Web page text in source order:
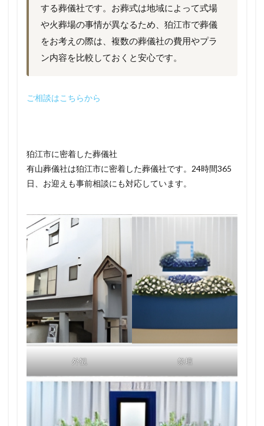
する葬儀社です。お葬式は地域によって式場
や火葬場の事情が異なるため、狛江市で葬儀
をお考えの際は、複数の葬儀社の費用やプラ
ン内容を比較しておくと安心です。
ご相談はこちらから
狛江市に密着した葬儀社
有山葬儀社は狛江市に密着した葬儀社です。24時間365
日、お迎えも事前相談にも対応しています。
外観 祭壇